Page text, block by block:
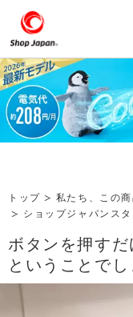
トゥルースリーパ
掃除機 クッキ
トップ
私たち、この
ショップジャパンス
ボタンを押す
ということでし